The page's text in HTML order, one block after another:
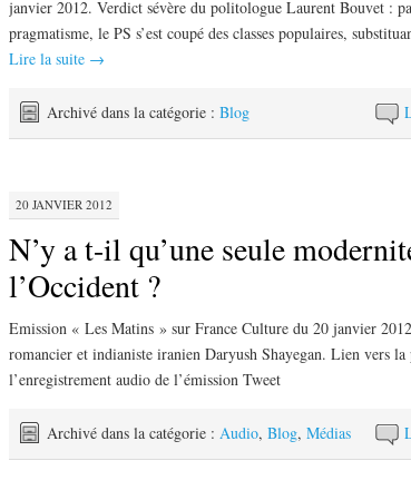
janvier 2012. Verdict sévère du politologue Laurent Bouvet :
pragmatisme, le PS s’est coupé des classes populaires,
Lire la suite →
Archivé dans la catégorie : Blog
20 JANVIER 2012
N’y a t-il qu’une seule
l’Occident ?
Emission « Les Matins » sur France Culture du 20 janvier
romancier et indianiste iranien Daryush Shayegan. Lien vers
l’enregistrement audio de l’émission Tweet
Archivé dans la catégorie : Audio, Blog, Médias